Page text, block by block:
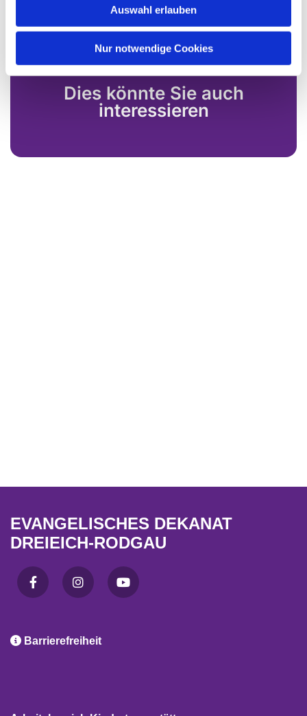
Auswahl erlauben
Nur notwendige Cookies
Dies könnte Sie auch
interessieren
EVANGELISCHES DEKANAT
DREIEICH-RODGAU
 Barrierefreiheit